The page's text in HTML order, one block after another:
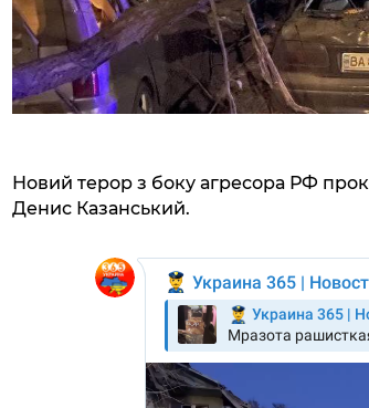
Новий терор з боку агресора РФ
Денис Казанський.